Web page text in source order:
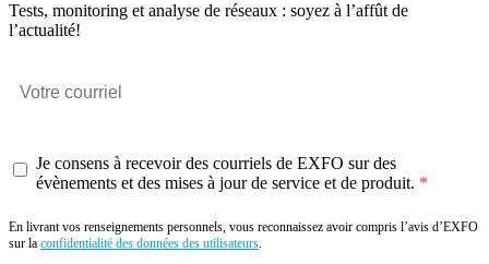
Tests, monitoring et analyse de réseaux : soyez à l’affût de
l’actualité!
Je consens à recevoir des courriels de EXFO sur des
évènements et des mises à jour de service et de produit.
En livrant vos renseignements personnels, vous reconnaissez avoir compris l’avis d’EXFO
sur la confidentialité des données des utilisateurs.